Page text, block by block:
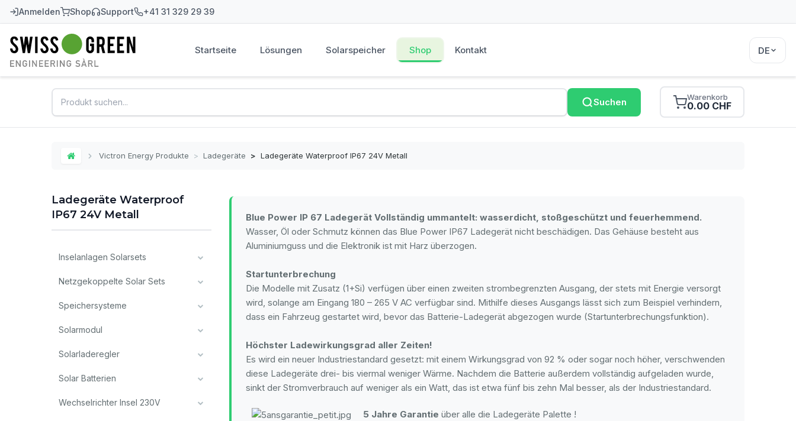
Anmelden Shop Support +41 31 329 29 39
Swiss-Green Startseite Lösungen Solarspeicher Shop Kontakt DE
Suchen Warenkorb
0.00 CHF
Home Victron Energy Produkte > Ladegeräte > Ladegeräte Waterproof IP67 24V Metall
Ladegeräte Waterproof
IP67 24V Metall
Inselanlagen Solarsets
Netzgekoppelte Solar Sets
Speichersysteme
Solarmodul
Solarladeregler
Solar Batterien
Wechselrichter Insel 230V
Blue Power IP 67 Ladegerät Vollständig ummantelt: wasserdicht, stoßgeschützt und feuerhemmend.
Wasser, Öl oder Schmutz können das Blue Power IP67 Ladegerät nicht beschädigen. Das Gehäuse besteht aus
Aluminiumguss und die Elektronik ist mit Harz überzogen.
Startunterbrechung
Die Modelle mit Zusatz (1+Si) verfügen über einen zweiten strombegrenzten Ausgang, der stets mit Energie versorgt
wird, solange am Eingang 180 – 265 V AC verfügbar sind. Mithilfe dieses Ausgangs lässt sich zum Beispiel verhindern,
dass ein Fahrzeug gestartet wird, bevor das Batterie-Ladegerät abgezogen wurde (Startunterbrechungsfunktion).
Höchster Ladewirkungsgrad aller Zeiten!
Es wird ein neuer Industriestandard gesetzt: mit einem Wirkungsgrad von 92 % oder sogar noch höher, verschwenden
diese Ladegeräte drei- bis viermal weniger Wärme. Nachdem die Batterie außerdem vollständig aufgeladen wurde,
sinkt der Stromverbrauch auf weniger als ein Watt, das ist etwa fünf bis zehn Mal besser, als der Industriestandard.
5 Jahre Garantie über alle die Ladegeräte Palette !